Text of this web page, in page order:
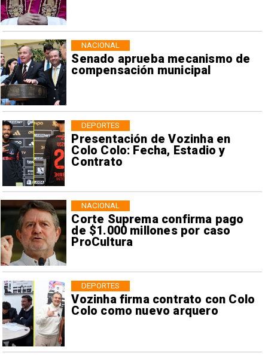
Senado aprueba mecanismo de
compensación municipal
NACIONAL
Presentación de Vozinha en
Colo Colo: Fecha, Estadio y
Contrato
DEPORTES
Corte Suprema confirma pago
de $1.000 millones por caso
ProCultura
NACIONAL
Vozinha firma contrato con Colo
Colo como nuevo arquero
DEPORTES